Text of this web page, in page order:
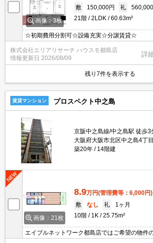
画像：3枚
敷
150,000円 礼
21階
2LDK 60.63m²
☆初期費用分割可☆設備充実☆分譲賃貸☆
株式会社エリアリサーチ ハウスモ都島店
情報更新日 2026/08/09
詳
残り7件を表示する
賃貸マンション プロスペクト中之島
京阪中之島線/中之島駅 徒歩3
大阪府大阪市北区中之島4丁目
築20年
14階建
画像：21枚
8.9万円(管理費等：6,000円)
敷
なし 礼
1ヶ月
10階
1K 25.75m²
エイブルネットワーク都島店ではご希望の物件
合わせをさせていただきご内覧いただくサービ